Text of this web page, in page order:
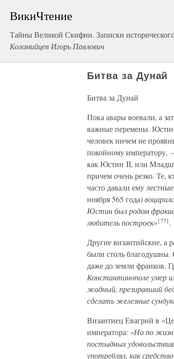
ВикиЧтение
Тайны Великой Скифии. Записки
Коломийцев Игорь Павлович
Битва за Дунай
Битва за Дунай
Пока авары воевали, а
важные перемены.
человек ничем не
покойному императору,
как Юстин II, или
причем очень резко. Те,
часто давали ему
ноября 565 года)
Юстин был родом
любитель построек»{77}.
Другие византийские, а
были столь благодушны.
даже до земли франков.
Константинополе умер
жадный, презиравший
сделать железные
Византиец Евагрий в
императора: «Но по
постыдных
употреблял, как